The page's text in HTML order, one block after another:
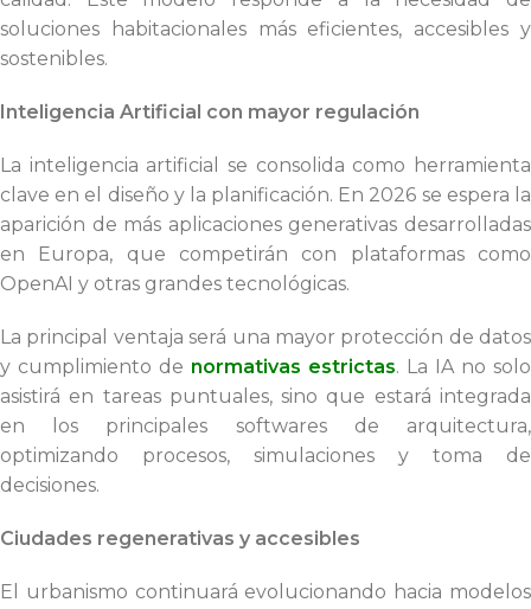
soluciones habitacionales más eficientes, accesibles y
sostenibles.
Inteligencia Artificial con mayor regulación
La inteligencia artificial se consolida como herramienta
clave en el diseño y la planificación. En 2026 se espera la
aparición de más aplicaciones generativas desarrolladas
en Europa, que competirán con plataformas como
OpenAI y otras grandes tecnológicas.
La principal ventaja será una mayor protección de datos
y cumplimiento de normativas estrictas. La IA no solo
asistirá en tareas puntuales, sino que estará integrada
en los principales softwares de arquitectura,
optimizando procesos, simulaciones y toma de
decisiones.
Ciudades regenerativas y accesibles
El urbanismo continuará evolucionando hacia modelos